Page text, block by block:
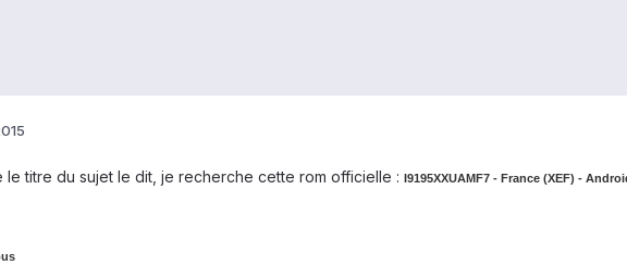
le titre du sujet le dit, je recherche cette rom officielle : I9195XXUAMF7 - France (XEF) -